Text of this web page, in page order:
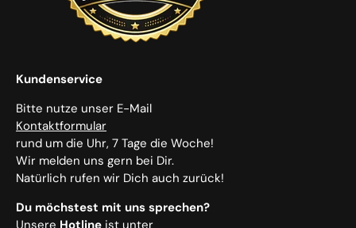
Kundenservice
Bitte nutze unser E-Mail
Kontaktformular
rund um die Uhr, 7 Tage die Woche!
Wir melden uns gern bei Dir.
Natürlich rufen wir Dich auch zurück!
Du möchstest mit uns sprechen?
Unsere Hotline ist unter